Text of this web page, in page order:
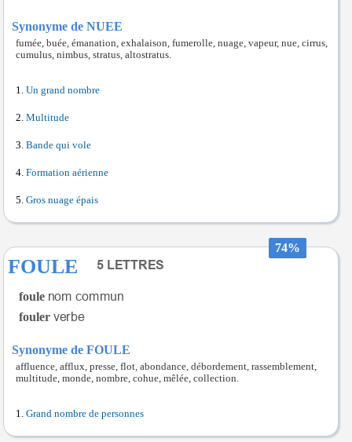
Synonyme de NUEE
fumée, buée, émanation, exhalaison, fumerolle, nuage, vapeur, nue, cirrus,
cumulus, nimbus, stratus, altostratus.
Un grand nombre
Multitude
Bande qui vole
Formation aérienne
Gros nuage épais
74%
FOULE
foule
fouler
Synonyme de FOULE
affluence, afflux, presse, flot, abondance, débordement, rassemblement,
multitude, monde, nombre, cohue, mêlée, collection.
Grand nombre de personnes